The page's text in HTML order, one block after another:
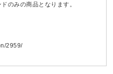
のみの商品となります。
2959/